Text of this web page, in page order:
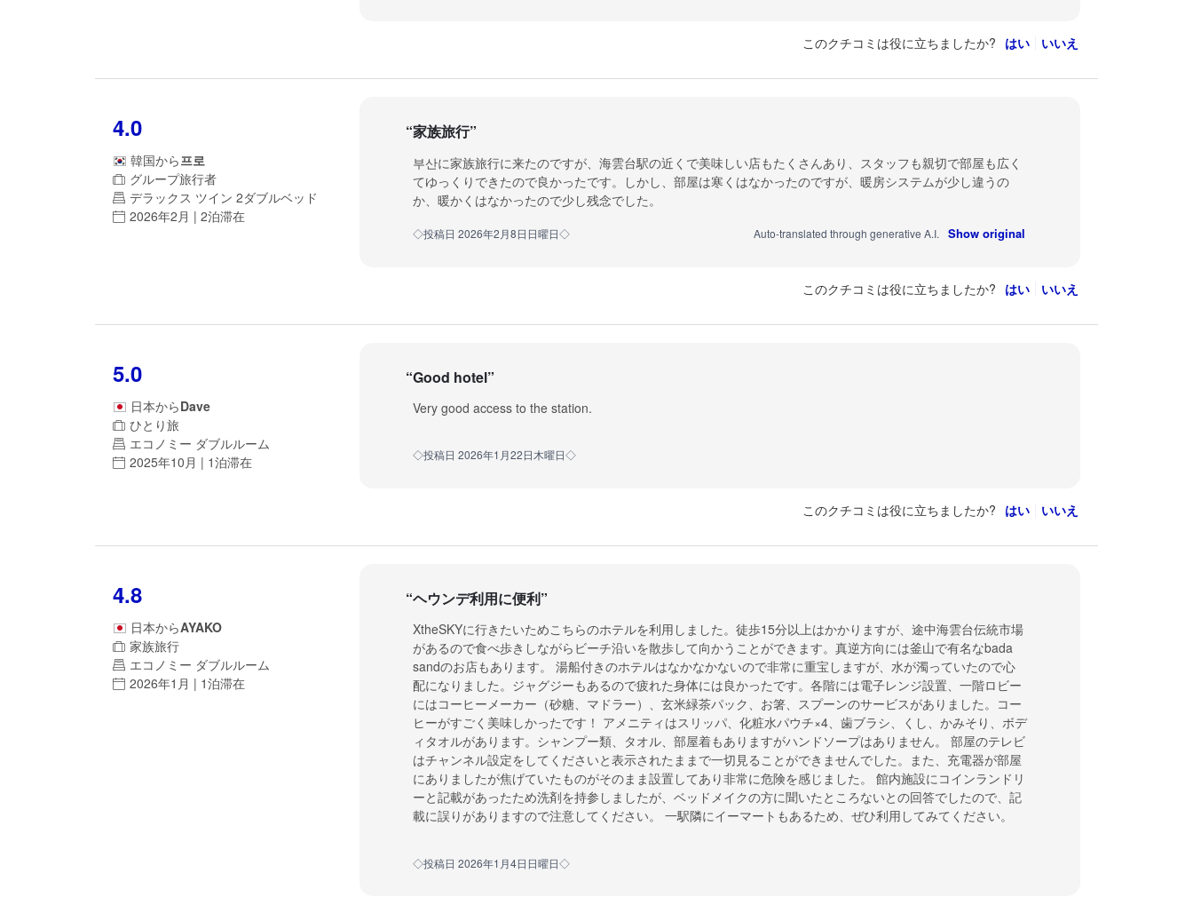
このクチコミは役に立ちましたか? はい いいえ
4.0
韓国から프로
グループ旅行者
デラックス ツイン 2ダブルベッド
2026年2月 | 2泊滞在
“家族旅行”
부산に家族旅行に来たのですが、海雲台駅の近くで美味しい店もたくさんあり、スタッフも親切で部屋も広く
てゆっくりできたので良かったです。しかし、部屋は寒くはなかったのですが、暖房システムが少し違うの
か、暖かくはなかったので少し残念でした。
◇投稿日 2026年2月8日日曜日◇ Auto-translated through generative A.I. Show original
このクチコミは役に立ちましたか? はい いいえ
5.0
日本からDave
ひとり旅
エコノミー ダブルルーム
2025年10月 | 1泊滞在
“Good hotel”
Very good access to the station.
◇投稿日 2026年1月22日木曜日◇
このクチコミは役に立ちましたか? はい いいえ
4.8
日本からAYAKO
家族旅行
エコノミー ダブルルーム
2026年1月 | 1泊滞在
“ヘウンデ利用に便利”
XtheSKYに行きたいためこちらのホテルを利用しました。徒歩15分以上はかかりますが、途中海雲台伝統市場
があるので食べ歩きしながらビーチ沿いを散歩して向かうことができます。真逆方向には釜山で有名なbada
sandのお店もあります。 湯船付きのホテルはなかなかないので非常に重宝しますが、水が濁っていたので心
配になりました。ジャグジーもあるので疲れた身体には良かったです。各階には電子レンジ設置、一階ロビー
にはコーヒーメーカー（砂糖、マドラー）、玄米緑茶パック、お箸、スプーンのサービスがありました。コー
ヒーがすごく美味しかったです！ アメニティはスリッパ、化粧水パウチ×4、歯ブラシ、くし、かみそり、ボデ
ィタオルがあります。シャンプー類、タオル、部屋着もありますがハンドソープはありません。 部屋のテレビ
はチャンネル設定をしてくださいと表示されたままで一切見ることができませんでした。また、充電器が部屋
にありましたが焦げていたものがそのまま設置してあり非常に危険を感じました。 館内施設にコインランドリ
ーと記載があったため洗剤を持参しましたが、ベッドメイクの方に聞いたところないとの回答でしたので、記
載に誤りがありますので注意してください。 一駅隣にイーマートもあるため、ぜひ利用してみてください。
◇投稿日 2026年1月4日日曜日◇